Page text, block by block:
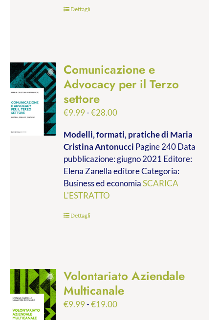
Dettagli
Comunicazione e
Advocacy per il Terzo
settore
€9.99-€28.00Fascia
prezzo:
da
€9.99
a
€28.00
Modelli, formati, pratichedi Maria
Cristina Antonucci Pagine 240 Data
pubblicazione: giugno 2021 Editore:
Elena Zanella editore Categoria:
Business ed economiaSCARICA
L'ESTRATTO
Dettagli
Volontariato Aziendale
Multicanale
€9.99-€19.00Fascia